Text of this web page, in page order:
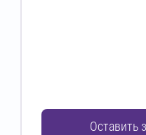
Оставить